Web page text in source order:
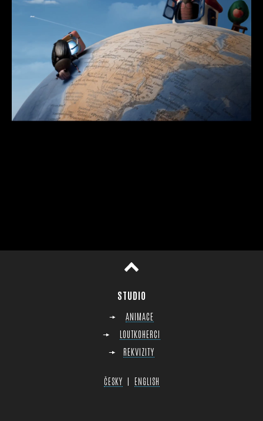
STUDIO
ANIMACE
LOUTKOHERCI
REKVIZITY
ČESKY | ENGLISH